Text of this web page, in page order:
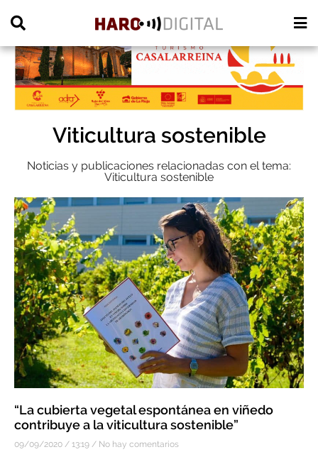
Viticultura sostenible
Noticias y publicaciones relacionadas con el tema:
Viticultura sostenible
“La cubierta vegetal espontánea en viñedo
contribuye a la viticultura sostenible”
09/09/2020 13:19 No hay comentarios